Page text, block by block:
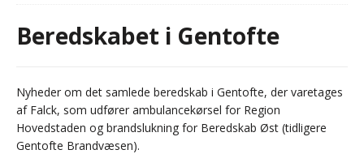
Beredskabet i Gentofte
Nyheder om det samlede beredskab i Gentofte, der varetages
af Falck, som udfører ambulancekørsel for Region
Hovedstaden og brandslukning for Beredskab Øst (tidligere
Gentofte Brandvæsen).